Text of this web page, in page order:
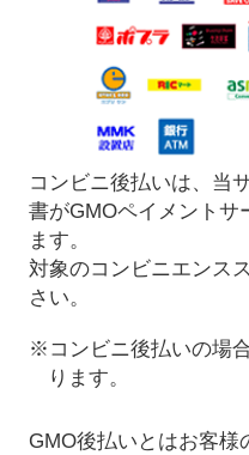
コンビニ後払いは、当
書がGMOペイメントサ
ます。
対象のコンビニエンス
さい。
※コンビニ後払いの場
ります。
GMO後払いとはお客様